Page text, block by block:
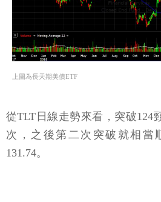
上圖為長天期美債ETF
從TLT日線走勢來看，突破124
次，之後第二次突破就相當
131.74。